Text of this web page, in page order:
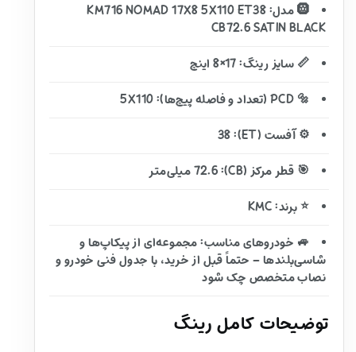
🛞 مدل: KM716 NOMAD 17X8 5X110 ET38
CB72.6 SATIN BLACK
📏 سایز رینگ: 17×8 اینچ
🔩 PCD (تعداد و فاصله پیچ‌ها): 5X110
⚙️ آفست (ET): 38
🎯 قطر مرکز (CB): 72.6 میلی‌متر
⭐ برند: KMC
🚙 خودروهای مناسب: مجموعه‌ای از پیکاپ‌ها و
شاسی‌بلندها – حتماً قبل از خرید، با جدول فنی خودرو و
نصاب متخصص چک شود
توضیحات کامل رینگ